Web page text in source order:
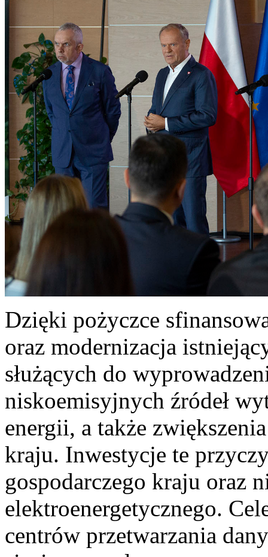
Dzięki pożyczce
oraz modernizacja
służących do
niskoemisyjnych źródeł
energii, a także
kraju. Inwestycje te
gospodarczego kraju oraz
elektroenergetycznego.
centrów przetwarzania